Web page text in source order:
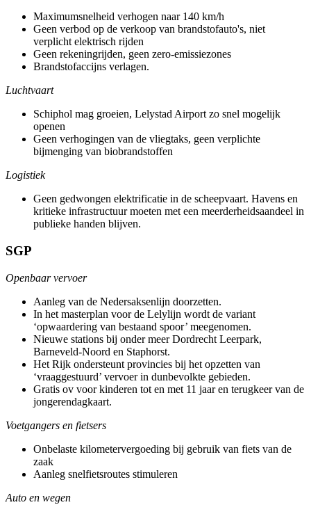
Maximumsnelheid verhogen naar 140 km/h
Geen verbod op de verkoop van brandstofauto's, niet
verplicht elektrisch rijden
Geen rekeningrijden, geen zero-emissiezones
Brandstofaccijns verlagen.
Luchtvaart
Schiphol mag groeien, Lelystad Airport zo snel mogelijk
openen
Geen verhogingen van de vliegtaks, geen verplichte
bijmenging van biobrandstoffen
Logistiek
Geen gedwongen elektrificatie in de scheepvaart. Havens en
kritieke infrastructuur moeten met een meerderheidsaandeel in
publieke handen blijven.
SGP
Openbaar vervoer
Aanleg van de Nedersaksenlijn doorzetten.
In het masterplan voor de Lelylijn wordt de variant
‘opwaardering van bestaand spoor’ meegenomen.
Nieuwe stations bij onder meer Dordrecht Leerpark,
Barneveld-Noord en Staphorst.
Het Rijk ondersteunt provincies bij het opzetten van
‘vraaggestuurd’ vervoer in dunbevolkte gebieden.
Gratis ov voor kinderen tot en met 11 jaar en terugkeer van de
jongerendagkaart.
Voetgangers en fietsers
Onbelaste kilometervergoeding bij gebruik van fiets van de
zaak
Aanleg snelfietsroutes stimuleren
Auto en wegen